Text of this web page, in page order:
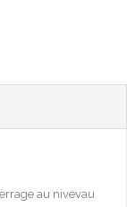
au nivevau